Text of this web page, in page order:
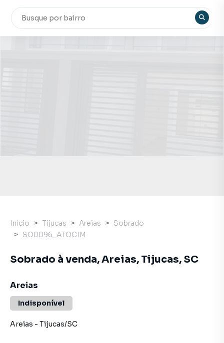
Início Tijucas Areias
Sobrado
SO0096_ATOCIM
Sobrado à venda, Areias, Tijucas, SC
Areias
Indisponível
Areias - Tijucas/SC